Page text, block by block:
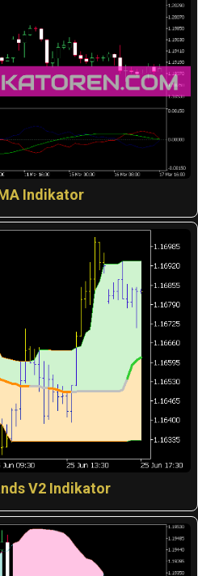
Indikator
V2 Indikator